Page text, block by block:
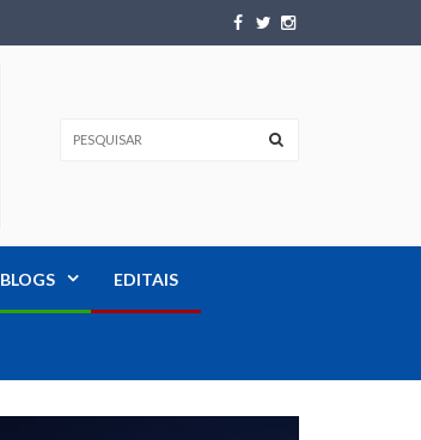
BLOGS EDITAIS